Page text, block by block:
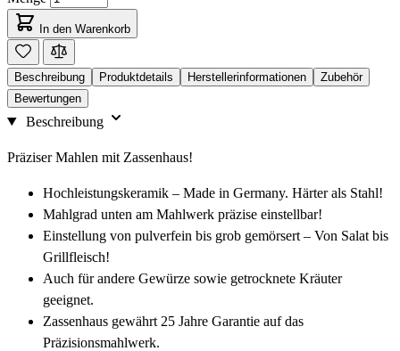
In den Warenkorb
Beschreibung Produktdetails Herstellerinformationen
Zubehör
Bewertungen
Beschreibung
Präziser Mahlen mit Zassenhaus!
Hochleistungskeramik – Made in Germany. Härter als Stahl!
Mahlgrad unten am Mahlwerk präzise einstellbar!
Einstellung von pulverfein bis grob gemörsert – Von Salat bis
Grillfleisch!
Auch für andere Gewürze sowie getrocknete Kräuter
geeignet.
Zassenhaus gewährt 25 Jahre Garantie auf das
Präzisionsmahlwerk.